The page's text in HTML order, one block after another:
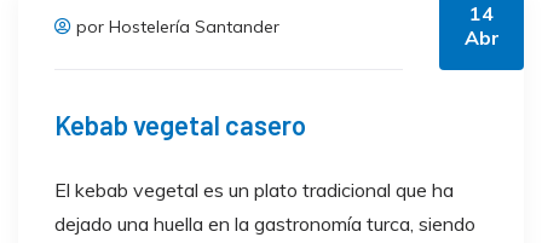
por Hostelería Santander
14
Abr
Kebab vegetal casero
El kebab vegetal es un plato tradicional que ha
dejado una huella en la gastronomía turca, siendo